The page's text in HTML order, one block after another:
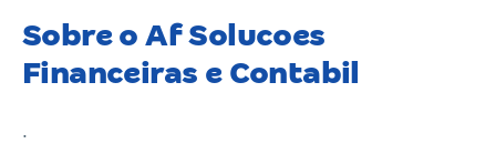
Sobre o Af Solucoes
Financeiras e Contabil
.